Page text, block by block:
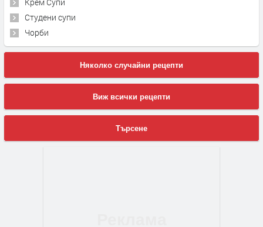
Студени супи
Чорби
Няколко случайни рецепти
Виж всички рецепти
Търсене